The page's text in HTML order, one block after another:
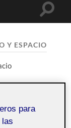
Y ESPACIO
para
las